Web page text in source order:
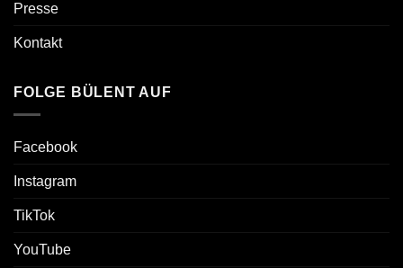
Presse
Kontakt
FOLGE BÜLENT AUF
Facebook
Instagram
TikTok
YouTube